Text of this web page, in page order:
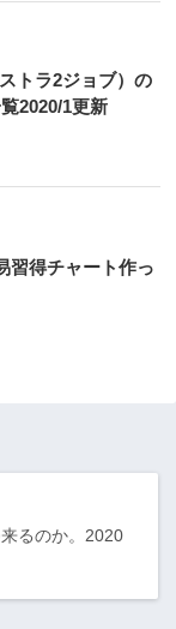
トラ2ジョブ）の
2020/1更新
習得チャート作っ
るのか。2020